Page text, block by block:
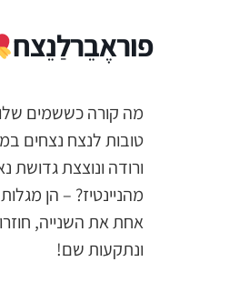
פוראֶבֵרלַנֵצח
מה קורה כששמים
טובות לנצח נצחים
ורודה ונוצצת גדושת
מהניינטיז? – הן
אחת את השנייה,
ונתקעות שם!